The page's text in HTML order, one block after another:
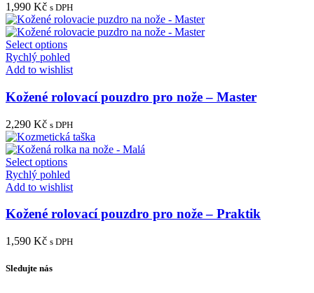
1,990 Kč s DPH
Select options
Rychlý pohled
Add to wishlist
Kožené rolovací pouzdro pro nože – Master
2,290 Kč s DPH
Select options
Rychlý pohled
Add to wishlist
Kožené rolovací pouzdro pro nože – Praktik
1,590 Kč s DPH
Sledujte nás